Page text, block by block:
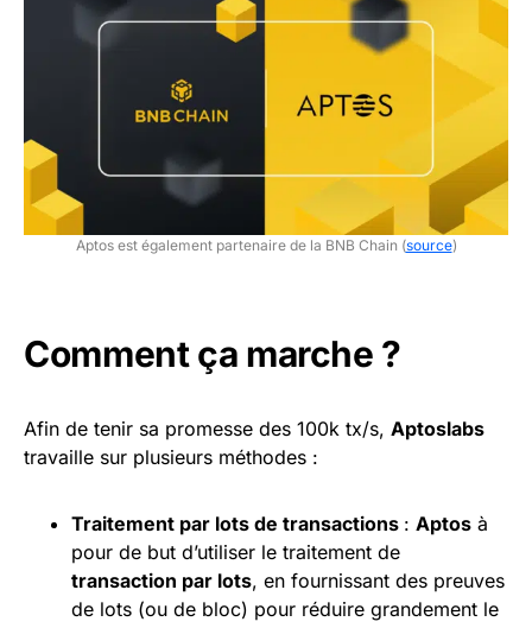
Aptos est également partenaire de la BNB Chain (source)
Comment ça marche ?
Afin de tenir sa promesse des 100k tx/s, Aptoslabs
travaille sur plusieurs méthodes :
Traitement par lots de transactions : Aptos à
pour de but d’utiliser le traitement de
transaction par lots, en fournissant des preuves
de lots (ou de bloc) pour réduire grandement le